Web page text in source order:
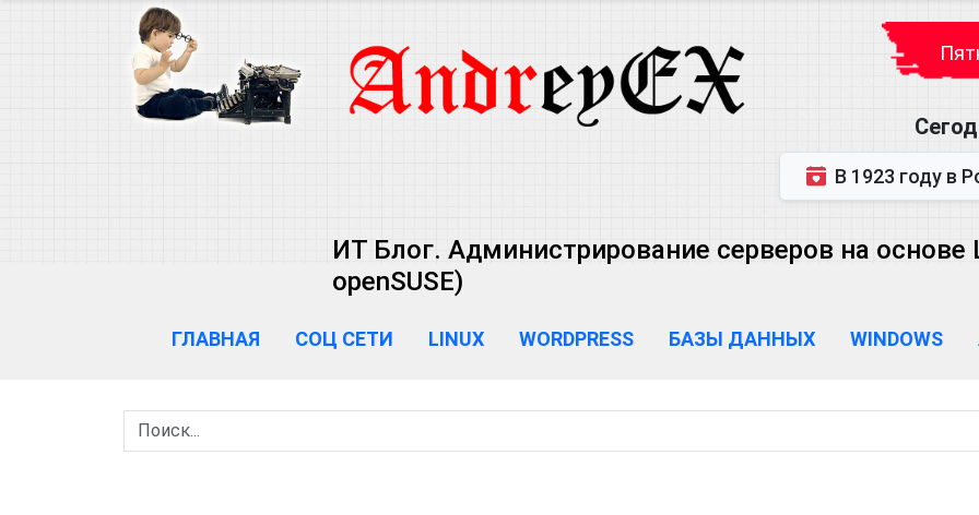
В 1923 году в Ростове-на-Дону
ИТ Блог. Администрирование серверов на основе
openSUSE)
ГЛАВНАЯ СОЦ СЕТИ LINUX WORDPRESS БАЗЫ ДАННЫХ WINDOWS